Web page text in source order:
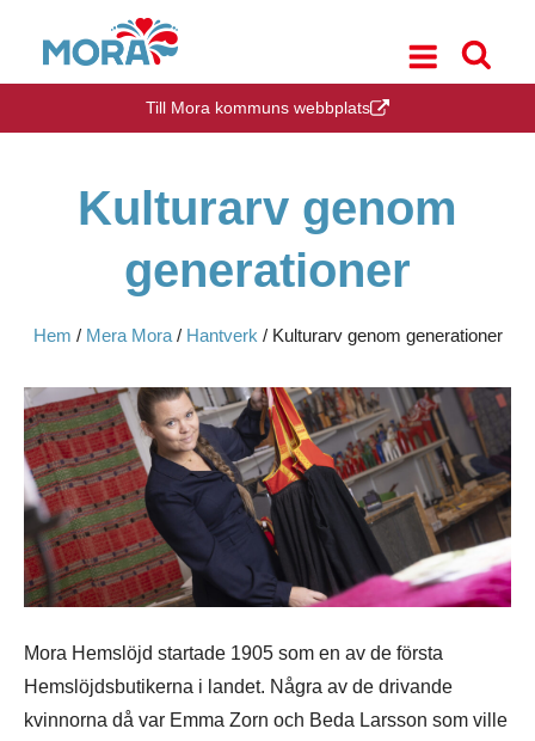
Till Mora kommuns webbplats
Kulturarv genom
generationer
Hem / Mera Mora/ Hantverk / Kulturarv genom generationer
Mora Hemslöjd startade 1905 som en av de första
Hemslöjdsbutikerna i landet. Några av de drivande
kvinnorna då var Emma Zorn och Beda Larsson som ville